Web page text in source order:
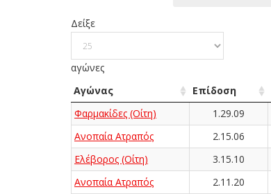
Δείξε
αγώνες
Αγώνας Επίδοση
Φαρμακίδες (Οίτη)
1.29.09
Ανοπαία Ατραπός
2.15.06
Ελέβορος (Οίτη)
3.15.10
Ανοπαία Ατραπός
2.11.20